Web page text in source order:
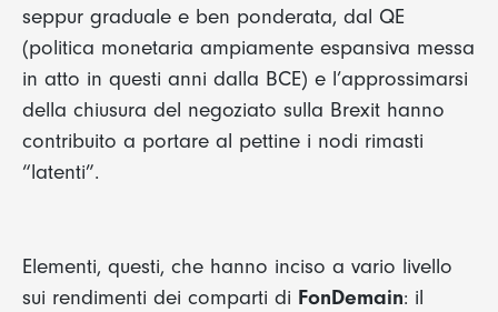
seppur graduale e ben ponderata, dal QE
(politica monetaria ampiamente espansiva messa
in atto in questi anni dalla BCE) e l’approssimarsi
della chiusura del negoziato sulla Brexit hanno
contribuito a portare al pettine i nodi rimasti
“latenti”.
Elementi, questi, che hanno inciso a vario livello
sui rendimenti dei comparti di FonDemain: il